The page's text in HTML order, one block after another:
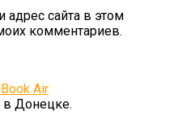
адрес сайта в этом
комментариев.
Air
в Донецке.